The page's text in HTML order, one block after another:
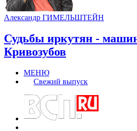
Александр ГИМЕЛЬШТЕЙН
Судьбы иркутян -
Кривозубов
МЕНЮ
Свежий выпуск